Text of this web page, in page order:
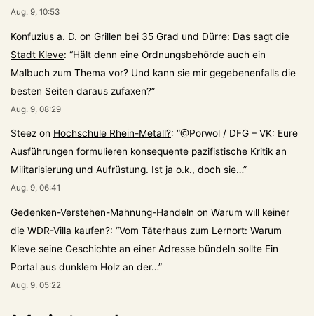
Aug. 9, 10:53
Konfuzius a. D. on Grillen bei 35 Grad und Dürre: Das sagt die
Stadt Kleve: “Hält denn eine Ordnungsbehörde auch ein
Malbuch zum Thema vor? Und kann sie mir gegebenenfalls die
besten Seiten daraus zufaxen?”
Aug. 9, 08:29
Steez on Hochschule Rhein-Metall?: “@Porwol / DFG – VK: Eure
Ausführungen formulieren konsequente pazifistische Kritik an
Militarisierung und Aufrüstung. Ist ja o.k., doch sie…”
Aug. 9, 06:41
Gedenken-Verstehen-Mahnung-Handeln on Warum will keiner
die WDR-Villa kaufen?: “Vom Täterhaus zum Lernort: Warum
Kleve seine Geschichte an einer Adresse bündeln sollte Ein
Portal aus dunklem Holz an der…”
Aug. 9, 05:22